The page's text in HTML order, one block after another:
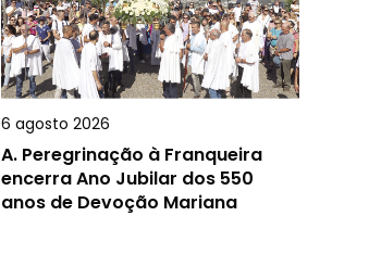
6 agosto 2026
A. Peregrinação à Franqueira
encerra Ano Jubilar dos 550
anos de Devoção Mariana